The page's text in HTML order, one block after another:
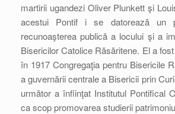
martirii ugandezi Oliver Plunkett şi
acestui Pontif i se datorează un
recunoaşterea publică a locului şi a
Bisericilor Catolice Răsăritene. El a
în 1917 Congregaţia pentru Bisericile
a guvernării centrale a Bisericii prin
următor a înfiinţat Institutul Pontifical
ca scop promovarea studierii